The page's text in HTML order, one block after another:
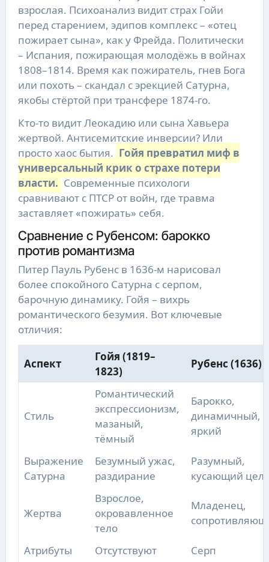
взрослая. Психоанализ видит страх Гойи
перед старением, эдипов комплекс – «отец
пожирает сына», как у Фрейда. Политически
– Испания, пожирающая молодёжь в войнах
1808–1814. Время как пожиратель, гнев Бога
или похоть – скандал с эрекцией Сатурна,
якобы стёртой при трансфере 1874-го.
Кто-то видит Леокадию или сына Хавьера
жертвой. Антисемитские инверсии? Или
просто хаос бытия. Гойя превратил миф в
универсальный крик о страхе потери
власти. Современные психологи
сравнивают с ПТСР от войн, где травма
заставляет «пожирать» себя.
Сравнение с Рубенсом: барокко
против романтизма
Питер Пауль Рубенс в 1636-м нарисовал
более спокойного Сатурна с серпом,
барочную динамику. Гойя – вихрь
романтического безумия. Вот ключевые
отличия:
Аспект
Гойя (1819–
1823)
Рубенс (1636)
Стиль
Романтический
экспрессионизм,
мазаный,
тёмный
Барокко,
динамичный,
яркий
Выражение
Сатурна
Безумный ужас,
раздирание
Разумный,
кусающий
Жертва
Взрослое,
окровавленное
тело
Младенец,
Атрибуты Отсутствуют Серп